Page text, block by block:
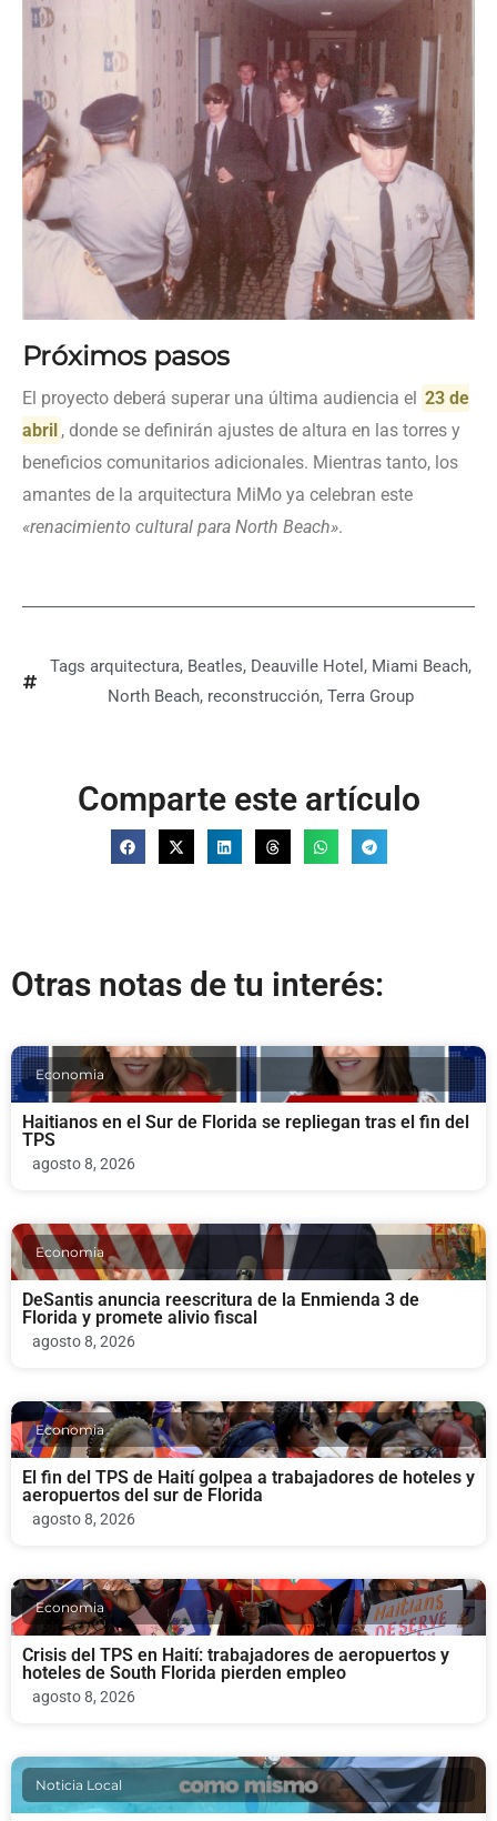
Próximos pasos
El proyecto deberá superar una última audiencia el 23 de
abril , donde se definirán ajustes de altura en las torres y
beneficios comunitarios adicionales. Mientras tanto, los
amantes de la arquitectura MiMo ya celebran este
«renacimiento cultural para North Beach».
Tags arquitectura, Beatles, Deauville Hotel , Miami Beach,
North Beach, reconstrucción, Terra Group
Comparte este artículo
Otras notas de tu interés:
Economia
Haitianos en el Sur de Florida se repliegan tras el fin del
TPS
agosto 8, 2026
Economia
DeSantis anuncia reescritura de la Enmienda 3 de
Florida y promete alivio fiscal
agosto 8, 2026
Economia
El fin del TPS de Haití golpea a trabajadores de hoteles y
aeropuertos del sur de Florida
agosto 8, 2026
Economia
Crisis del TPS en Haití: trabajadores de aeropuertos y
hoteles de South Florida pierden empleo
agosto 8, 2026
Noticia Local